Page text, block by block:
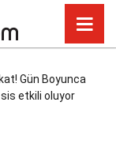
Gün Boyunca
etkili oluyor